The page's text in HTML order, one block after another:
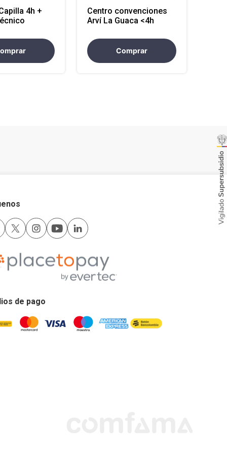
4h +
Centro convenciones
Arví La Guaca <4h
Comprar
de pago